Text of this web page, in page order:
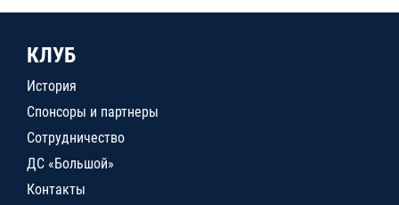
КЛУБ
История
Спонсоры и партнеры
Сотрудничество
ДС «Большой»
Контакты